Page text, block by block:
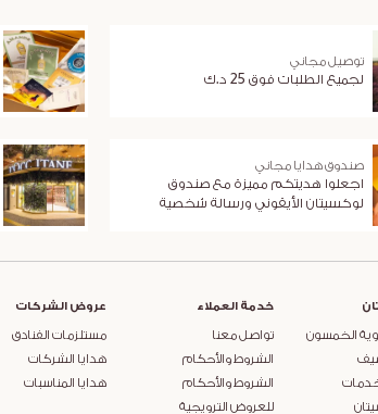
توصيل مجاني
لجميع الطلبات فوق 25 د.ك
صندوق هدايا مجاني
اجعلوا هديتكم مميزة مع صندوق
لوكسيتان الأيقوني ورسالة شخصية
الخمسون
خدمة العملاء
تواصل معنا
الشروط والأحكام
الشروط والأحكام
للعروض الترويجية
عروض الشركات
مستلزمات الفنادق
هدايا الشركات
هدايا المناسبات